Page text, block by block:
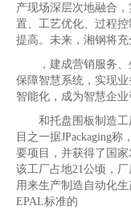
产现场深层次地融合
置、工艺优化、过程
提高。未来，湘钢将
，建成营销服务、
保障智慧系统，实现
智能化，成为智慧企业
和托盘围板制造工
目之一据JPackaging
要项目，并获得了国
该工厂占地21公顷，
用来生产制造自动化
EPAL标准的